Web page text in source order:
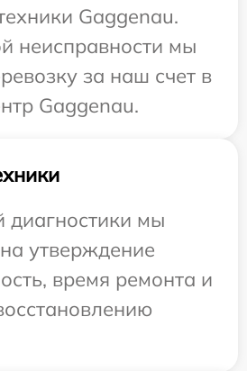
Gaggenau.
неисправности мы
за наш счет в
Gaggenau.
диагностики мы
утверждение
время ремонта и